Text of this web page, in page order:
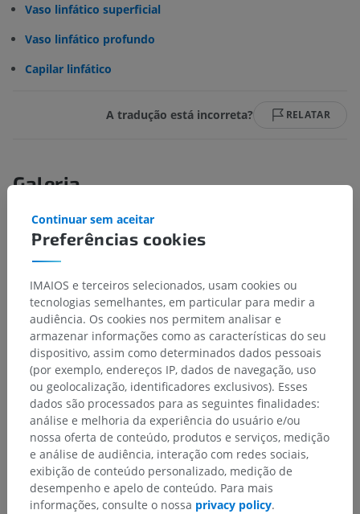
Vaso linfático superficial
Vaso linfático profundo
Capilar linfático
A tradução está incorreta? RELATAR
Galeria
Hierarquia anatômica
Anatomia humana 2
Corpo humano> Systemata integrantia>
Preferências cookies
Continuar sem aceitar
IMAIOS e terceiros selecionados, usam cookies ou
tecnologias semelhantes, em particular para medir a
audiência. Os cookies nos permitem analisar e
armazenar informações como as características do seu
dispositivo, assim como determinados dados pessoais
(por exemplo, endereços IP, dados de navegação, uso
ou geolocalização, identificadores exclusivos). Esses
dados são processados para as seguintes finalidades:
análise e melhoria da experiência do usuário e/ou
nossa oferta de conteúdo, produtos e serviços, medição
e análise de audiência, interação com redes sociais,
exibição de conteúdo personalizado, medição de
desempenho e apelo de conteúdo. Para mais
informações, consulte o nossa privacy policy.